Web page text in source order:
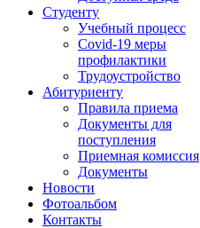
Студенту
Учебный процесс
Covid-19 меры
профилактики
Трудоустройство
Абитуриенту
Правила приема
Документы для
поступления
Приемная комиссия
Документы
Новости
Фотоальбом
Контакты